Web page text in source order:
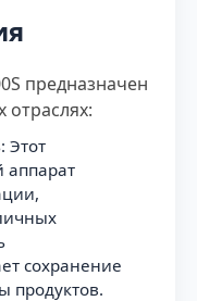
предназначен
Этот
сохранение
продуктов.